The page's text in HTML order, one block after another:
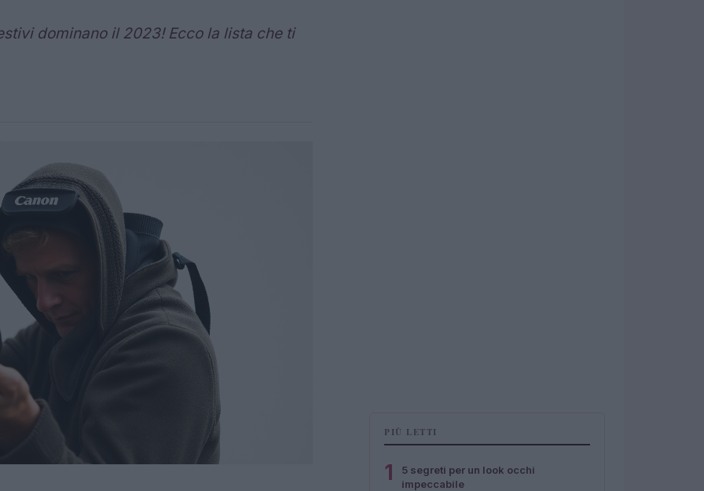
dominano il 2023! Ecco la lista che ti
PIÙ LETTI
1
5 segreti per un look occhi
impeccabile